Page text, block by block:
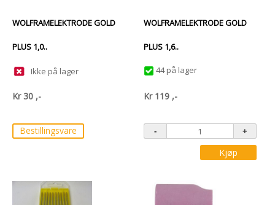
WOLFRAMELEKTRODE GOLD
PLUS 1,0..
Ikke på lager
Kr30 ,-
Bestillingsvare
WOLFRAMELEKTRODE GOLD
PLUS 1,6..
44 på lager
Kr 119 ,-
Kjøp